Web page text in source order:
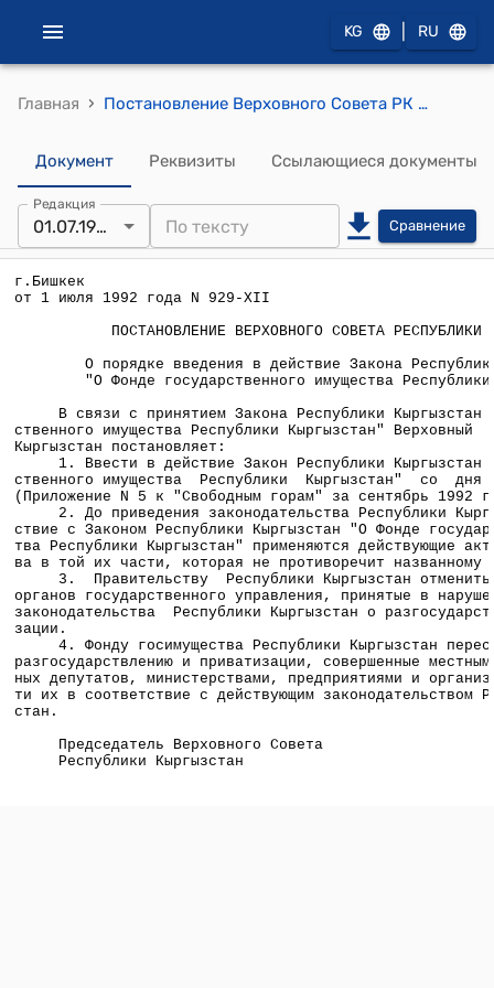
KG RU
Главная › Постановление Верховного Совета РК от 1 июля 1992 года № 929-XII "О порядке введения в действие Закона Республики Кыргызстан "О Фонде государственного имущества Республики Кыргызстан"
Документ Реквизиты Ссылающиеся документы
Редакция
01.07.1992 Сравнение